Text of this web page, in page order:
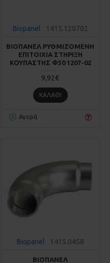
Biopanel 1415.120702
ΒΙΟΠΑΝΕΛ ΡΥΘΜΙΖΟΜΕΝΗ
ΕΠΙΤΟΙΧΙΑ ΣΤΗΡΙΞΗ
ΚΟΥΠΑΣΤΗΣ Φ50 1207-02
9,92€
ΚΑΛΆΘΙ
Αγορά
Biopanel 1415.0458
ΒΙΟΠΑΝΕΛ